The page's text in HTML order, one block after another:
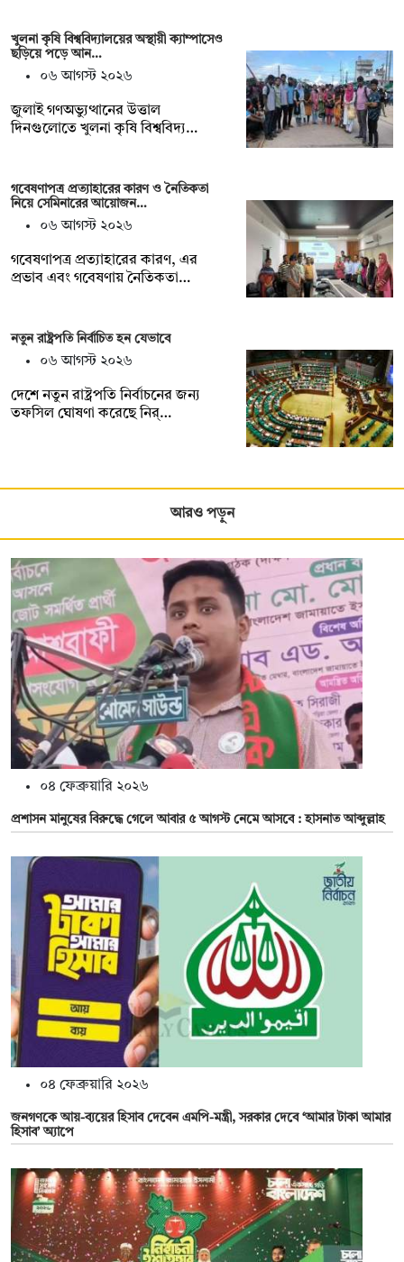
খুলনা কৃষি বিশ্ববিদ্যালয়ের অস্থায়ী ক্যাম্পাসেও
ছড়িয়ে পড়ে আন…
০৬ আগস্ট ২০২৬
জুলাই গণঅভ্যুত্থানের উত্তাল
দিনগুলোতে খুলনা কৃষি বিশ্ববিদ্য…
গবেষণাপত্র প্রত্যাহারের কারণ ও নৈতিকতা
নিয়ে সেমিনারের আয়োজন…
০৬ আগস্ট ২০২৬
গবেষণাপত্র প্রত্যাহারের কারণ, এর
প্রভাব এবং গবেষণায় নৈতিকতা…
নতুন রাষ্ট্রপতি নির্বাচিত হন যেভাবে
০৬ আগস্ট ২০২৬
দেশে নতুন রাষ্ট্রপতি নির্বাচনের জন্য
তফসিল ঘোষণা করেছে নির্…
আরও পড়ুন
০৪ ফেব্রুয়ারি ২০২৬
প্রশাসন মানুষের বিরুদ্ধে গেলে আবার ৫ আগস্ট নেমে আসবে : হাসনাত আব্দুল্লাহ
০৪ ফেব্রুয়ারি ২০২৬
জনগণকে আয়-ব্যয়ের হিসাব দেবেন এমপি-মন্ত্রী, সরকার দেবে ‘আমার টাকা আমার
হিসাব’ অ্যাপে